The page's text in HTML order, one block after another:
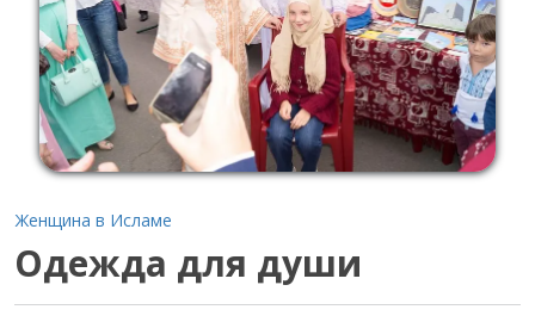
Женщина в Исламе
Одежда для души